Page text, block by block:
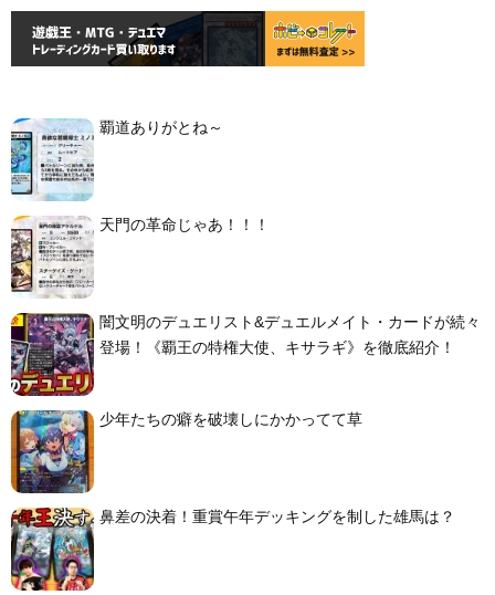
覇道ありがとね～
天門の革命じゃあ！！！
闇文明のデュエリスト&デュエルメイト・カードが続々
登場！《覇王の特権大使、キサラギ》を徹底紹介！
少年たちの癖を破壊しにかかってて草
鼻差の決着！重賞午年デッキングを制した雄馬は？